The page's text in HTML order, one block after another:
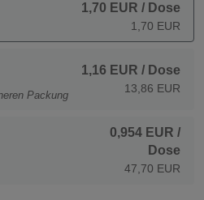
1,70 EUR / Dose
1,70 EUR
Packung
1,16 EUR / Dose
13,86 EUR
0,954 EUR /
Dose
47,70 EUR